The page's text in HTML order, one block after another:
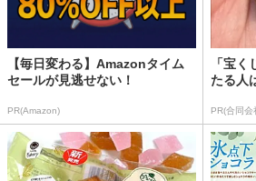
【毎日変わる】Amazonタイム
セールが見逃せない！
PR(Amazon)
「宝
たる人
PR(合同